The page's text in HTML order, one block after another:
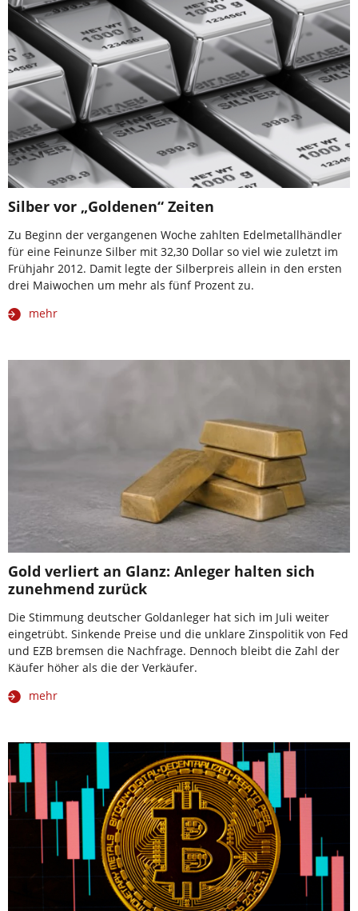
Silber vor „Goldenen“ Zeiten
Zu Beginn der vergangenen Woche zahlten Edelmetallhändler
für eine Feinunze Silber mit 32,30 Dollar so viel wie zuletzt im
Frühjahr 2012. Damit legte der Silberpreis allein in den ersten
drei Maiwochen um mehr als fünf Prozent zu.
mehr
Gold verliert an Glanz: Anleger halten sich
zunehmend zurück
Die Stimmung deutscher Goldanleger hat sich im Juli weiter
eingetrübt. Sinkende Preise und die unklare Zinspolitik von Fed
und EZB bremsen die Nachfrage. Dennoch bleibt die Zahl der
Käufer höher als die der Verkäufer.
mehr